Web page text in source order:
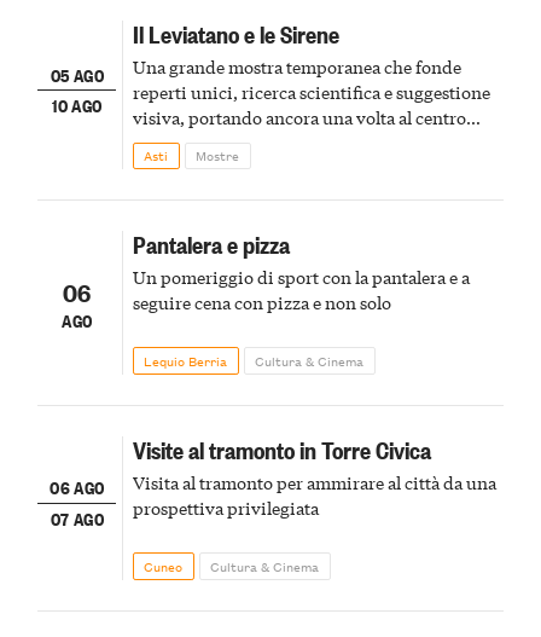
05 AGO
10 AGO
Il Leviatano e le Sirene
Una grande mostra temporanea che fonde
reperti unici, ricerca scientifica e suggestione
visiva, portando ancora una volta al centro
della scena le meraviglie del passato astigiano
Asti Mostre
06
AGO
Pantalera e pizza
Un pomeriggio di sport con la pantalera e a
seguire cena con pizza e non solo
Lequio Berria Cultura & Cinema
06 AGO
07 AGO
Visite al tramonto in Torre Civica
Visita al tramonto per ammirare al città da una
prospettiva privilegiata
Cuneo Cultura & Cinema